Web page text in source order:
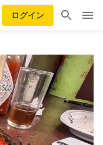
ログイン